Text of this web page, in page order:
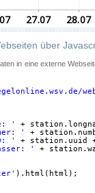
über
in eine externe
'
+
'
+
'
+ station.uuid
'
+
).html(html);